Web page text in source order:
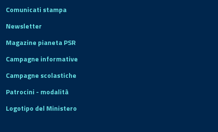
Comunicati stampa
Newsletter
Magazine pianeta PSR
Campagne informative
Campagne scolastiche
Patrocini - modalità
Logotipo del Ministero